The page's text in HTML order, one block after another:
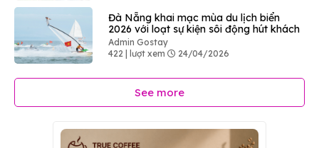
Đà Nẵng khai mạc mùa du lịch biển
2026 với loạt sự kiện sôi động hút khách
Admin Gostay
422 | lượt xem
24/04/2026
See more